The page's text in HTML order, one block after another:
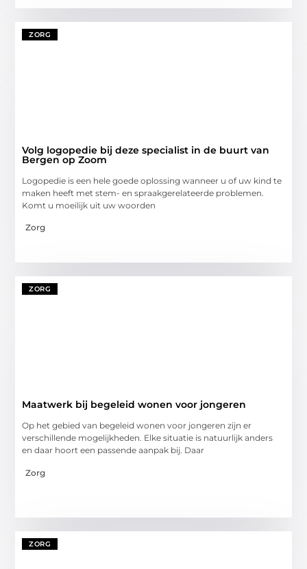
ZORG
Volg logopedie bij deze specialist in de buurt van
Bergen op Zoom
Logopedie is een hele goede oplossing wanneer u of uw kind te
maken heeft met stem- en spraakgerelateerde problemen.
Komt u moeilijk uit uw woorden
Zorg
ZORG
Maatwerk bij begeleid wonen voor jongeren
Op het gebied van begeleid wonen voor jongeren zijn er
verschillende mogelijkheden. Elke situatie is natuurlijk anders
en daar hoort een passende aanpak bij. Daar
Zorg
ZORG